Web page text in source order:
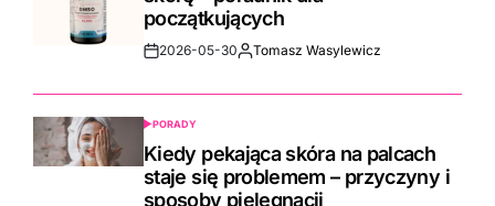
początkujących
Post2026-05-30By:Tomasz Wasylewicz
POSTED
IN
PORADY
Kiedy pekająca skóra na palcach
staje się problemem – przyczyny i
sposoby pielęgnacji